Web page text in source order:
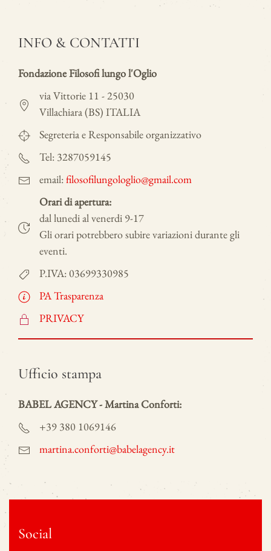
INFO & CONTATTI
Fondazione Filosofi lungo l'Oglio
via Vittorie 11 - 25030
Villachiara (BS) ITALIA
Segreteria e Responsabile organizzativo
Tel: 3287059145
email:filosofilungologlio@gmail.com
Orari di apertura:
dal lunedi al venerdi 9-17
Gli orari potrebbero subire variazioni durante gli
eventi.
P.IVA: 03699330985
PA Trasparenza
PRIVACY
Ufficio stampa
BABEL AGENCY - Martina Conforti:
+39 380 1069146
martina.conforti@babelagency.it
Social